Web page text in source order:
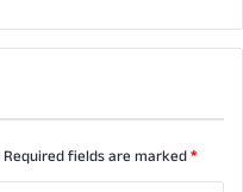
Required fields are marked*